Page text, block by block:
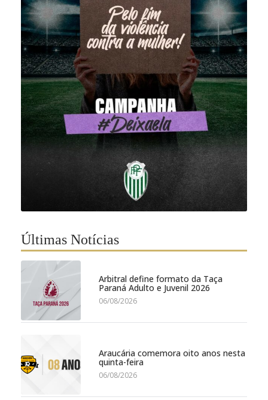
Últimas Notícias
Arbitral define formato da Taça
Paraná Adulto e Juvenil 2026
06/08/2026
Araucária comemora oito anos nesta
quinta-feira
06/08/2026